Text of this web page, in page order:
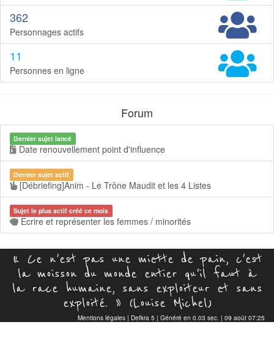
362
Personnages actifs
11
Personnes en ligne
Forum
Dernier sujet lancé
Date renouvellement point d'influence
Dernier sujet actif
[Débriefing]Anim - Le Trône Maudit et les 4 Listes
Sujet le plus actif créé ce mois
Ecrire et représenter les femmes / minorités
« Ce n'est pas une miette de pain, c'est
la moisson du monde entier qu'il faut à
la race humaine, sans exploiteur et sans
exploité. » (Louise Michel)
Mentions légales | Defkra 5 | Généré en 0.03 sec. | 09 août 07:25